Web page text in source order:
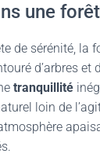
une forêt
de sérénité, la
d’arbres et
tranquillité
loin de